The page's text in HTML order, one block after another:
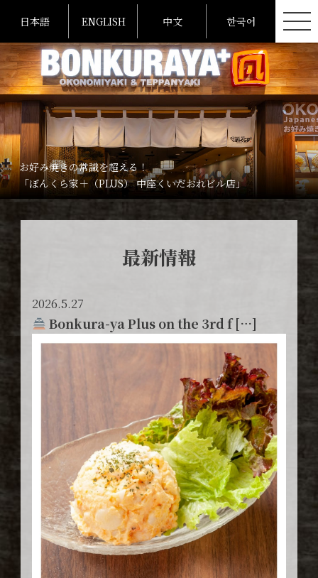
日本語 ENGLISH 中文 한국어
お好み焼きの常識を超える！
「ぼんくら家＋（PLUS） 中座くいだおれビル店」
最新情報
2026.5.27
Bonkura-ya Plus on the 3rd f […]